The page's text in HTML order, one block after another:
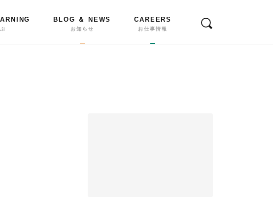
BLOG ＆ NEWS
お知らせ
CAREERS
お仕事情報